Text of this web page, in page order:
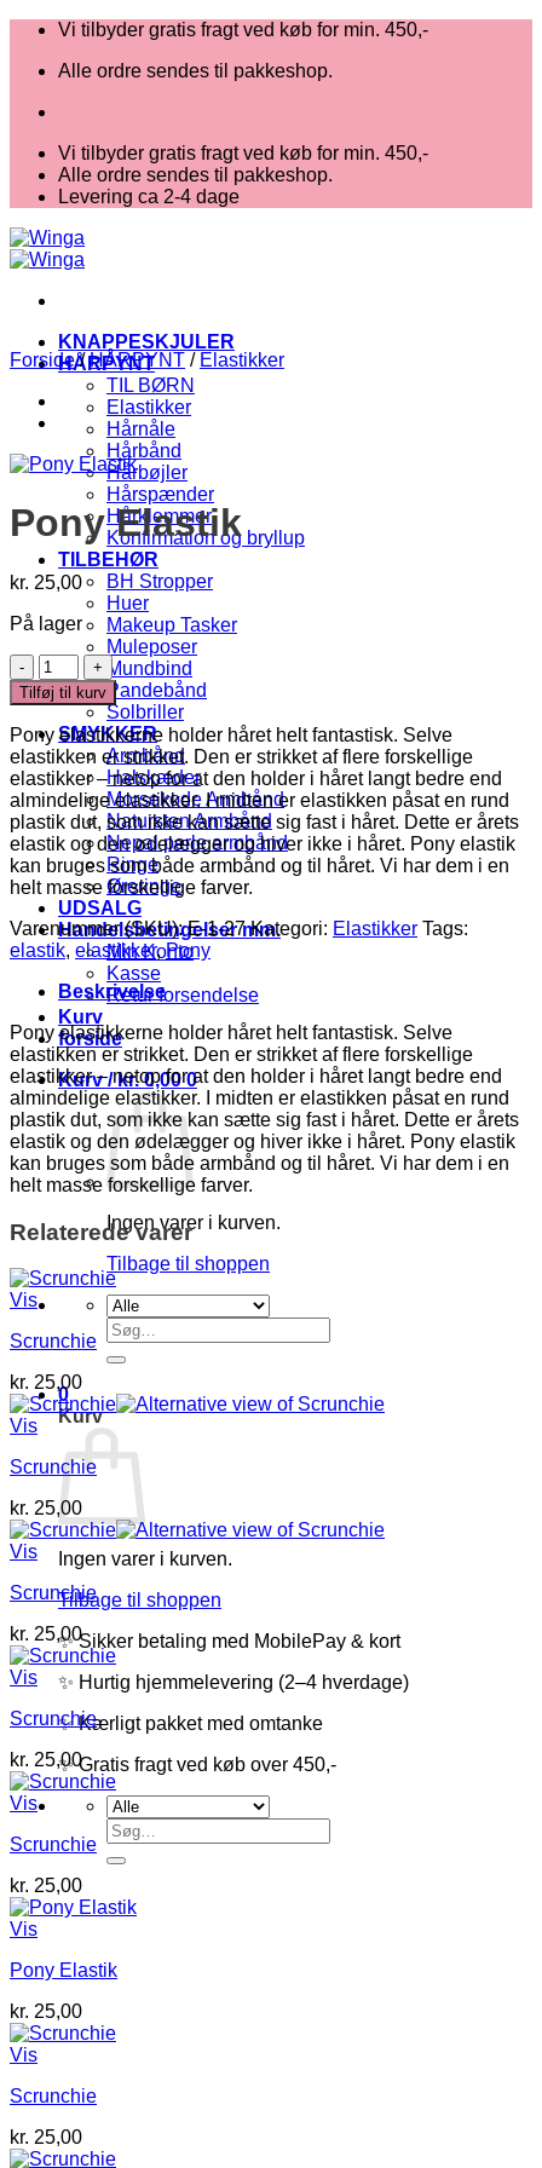
Fortsæt
indhold
Vi tilbyder gratis fragt ved køb for min. 450,-
Alle ordre sendes til pakkeshop.
Vi tilbyder gratis fragt ved køb for min. 450,-
Alle ordre sendes til pakkeshop.
Levering ca 2-4 dage
KNAPPESKJULER
HÅRPYNT
TIL BØRN
Elastikker
Hårnåle
Hårbånd
Hårbøjler
Hårspænder
Hårklemmer
Konfirmation og bryllup
TILBEHØR
BH Stropper
Huer
Makeup Tasker
Muleposer
Mundbind
Pandebånd
Solbriller
SMYKKER
Armbånd
Halskæder
Morsekode Armbånd
Natursten Armbånd
Nepal perle armbånd
Ringe
Øreringe
UDSALG
Handelsbetingelser mm.
Min Konto
Kasse
Retur forsendelse
Kurv
forside
Kurv /kr.0,00 0
Ingen varer i kurven.
Tilbage til shoppen
Søg
efter:
0
Kurv
Ingen varer i kurven.
Tilbage til shoppen
✨ Sikker betaling med MobilePay & kort
✨ Hurtig hjemmelevering (2–4 hverdage)
✨ Kærligt pakket med omtanke
✨ Gratis fragt ved køb over 450,-
Søg
efter:
Forside / HÅRPYNT / Elastikker
Pony Elastik
kr. 25,00
På lager
Pony
Elastik
antal
Tilføj til kurv
Pony elastikkerne holder håret helt fantastisk. Selve
elastikken er strikket. Den er strikket af flere forskellige
elastikker – netop for at den holder i håret langt bedre end
almindelige elastikker. I midten er elastikken påsat en rund
plastik dut, som ikke kan sætte sig fast i håret. Dette er årets
elastik og den ødelægger og hiver ikke i håret. Pony elastik
kan bruges som både armbånd og til håret. Vi har dem i en
helt masse forskellige farver.
Varenummer (SKU):E-1-27 Kategori: Elastikker Tags:
elastik, elastikker,Pony
Beskrivelse
Pony elastikkerne holder håret helt fantastisk. Selve
elastikken er strikket. Den er strikket af flere forskellige
elastikker – netop for at den holder i håret langt bedre end
almindelige elastikker. I midten er elastikken påsat en rund
plastik dut, som ikke kan sætte sig fast i håret. Dette er årets
elastik og den ødelægger og hiver ikke i håret. Pony elastik
kan bruges som både armbånd og til håret. Vi har dem i en
helt masse forskellige farver.
Relaterede varer
Vis
Scrunchie
kr. 25,00
Vis
Scrunchie
kr. 25,00
Vis
Scrunchie
kr. 25,00
Vis
Scrunchie
kr. 25,00
Vis
Scrunchie
kr. 25,00
Vis
Pony Elastik
kr. 25,00
Vis
Scrunchie
kr. 25,00